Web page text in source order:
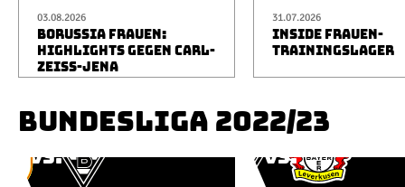
03.08.2026
BORUSSIA FRAUEN:
HIGHLIGHTS GEGEN CARL-
ZEISS-JENA
31.07.2026
INSIDE FRAUEN-
TRAININGSLAGER
BUNDESLIGA 2022/23